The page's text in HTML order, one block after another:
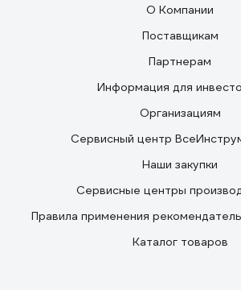
О Компании
Поставщикам
Партнерам
Информация для
Организациям
Сервисный центр
Наши закупки
Сервисные центры
Правила применения
Каталог товаров